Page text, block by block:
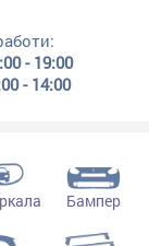
- 19:00
- 14:00
Бампер